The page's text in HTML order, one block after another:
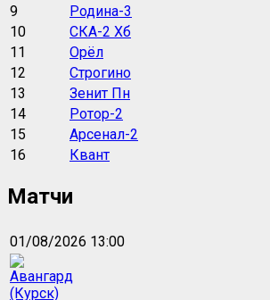
9
Родина-3
10
СКА-2 Хб
11
Орёл
12
Строгино
13
Зенит Пн
14
Ротор-2
15
Арсенал-2
16
Квант
Матчи
01/08/2026 13:00